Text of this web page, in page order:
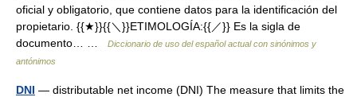
oficial y obligatorio, que contiene datos para la identificación del
propietario. {{★}}{{＼}}ETIMOLOGÍA:{{／}} Es la sigla de
documento… …
Diccionario de uso del español actual con sinónimos y
antónimos
DNI — distributable net income (DNI) The measure that limits the